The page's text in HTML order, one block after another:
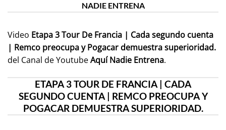
NADIE ENTRENA
Video Etapa 3 Tour De Francia | Cada segundo cuenta
| Remco preocupa y Pogacar demuestra superioridad.
del Canal de YoutubeAquí Nadie Entrena.
ETAPA 3 TOUR DE FRANCIA | CADA
SEGUNDO CUENTA | REMCO PREOCUPA Y
POGACAR DEMUESTRA SUPERIORIDAD.